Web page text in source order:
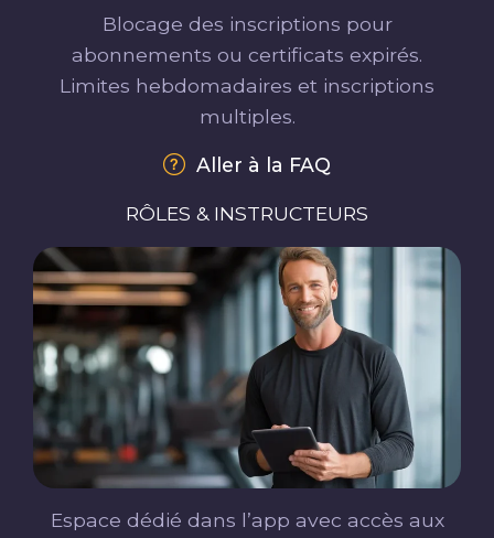
Blocage des inscriptions pour
abonnements ou certificats expirés.
Limites hebdomadaires et inscriptions
multiples.
Aller à la FAQ
RÔLES & INSTRUCTEURS
Espace dédié dans l’app avec accès aux